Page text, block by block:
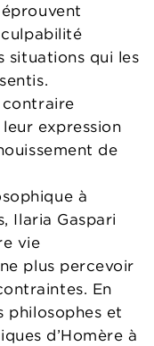
culpabilité
situations qui les
contraire
expression
de
à
Ilaria Gaspari
vie
plus percevoir
En
philosophes et
d’Homère à